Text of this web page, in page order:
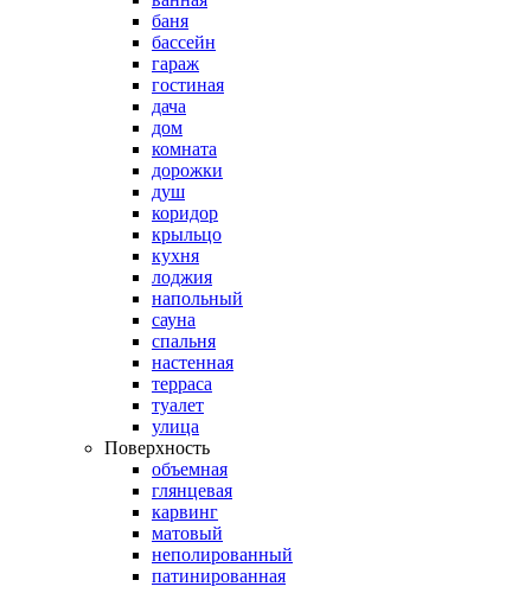
баня
бассейн
гараж
гостиная
дача
дом
комната
дорожки
душ
коридор
крыльцо
кухня
лоджия
напольный
сауна
спальня
настенная
терраса
туалет
улица
Поверхность
объемная
глянцевая
карвинг
матовый
неполированный
патинированная